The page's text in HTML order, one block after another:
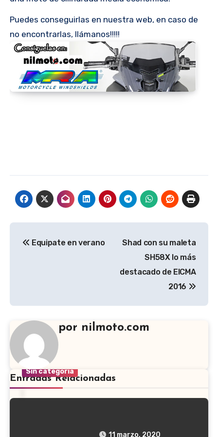
Puedes conseguirlas en nuestra web, en caso de
no encontrarlas, llámanos!!!!!
Equipate en verano
Shad con su maleta
SH58X lo más
destacado de EICMA
2016
por nilmoto.com
Entradas Relacionadas
Sin categoría
NUEVAS BOLSAS CORIUM GIVI
11 marzo, 2020